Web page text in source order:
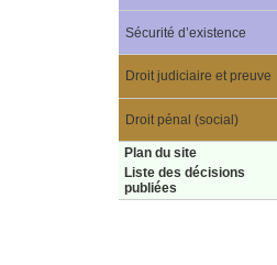
Sécurité d’existence
Droit judiciaire et preuve
Droit pénal (social)
Plan du site
Liste des décisions
publiées